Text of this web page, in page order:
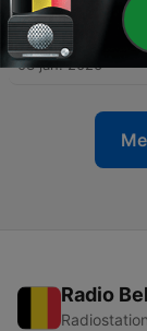
15 - Goede raad
03 jan. 2026
Radio